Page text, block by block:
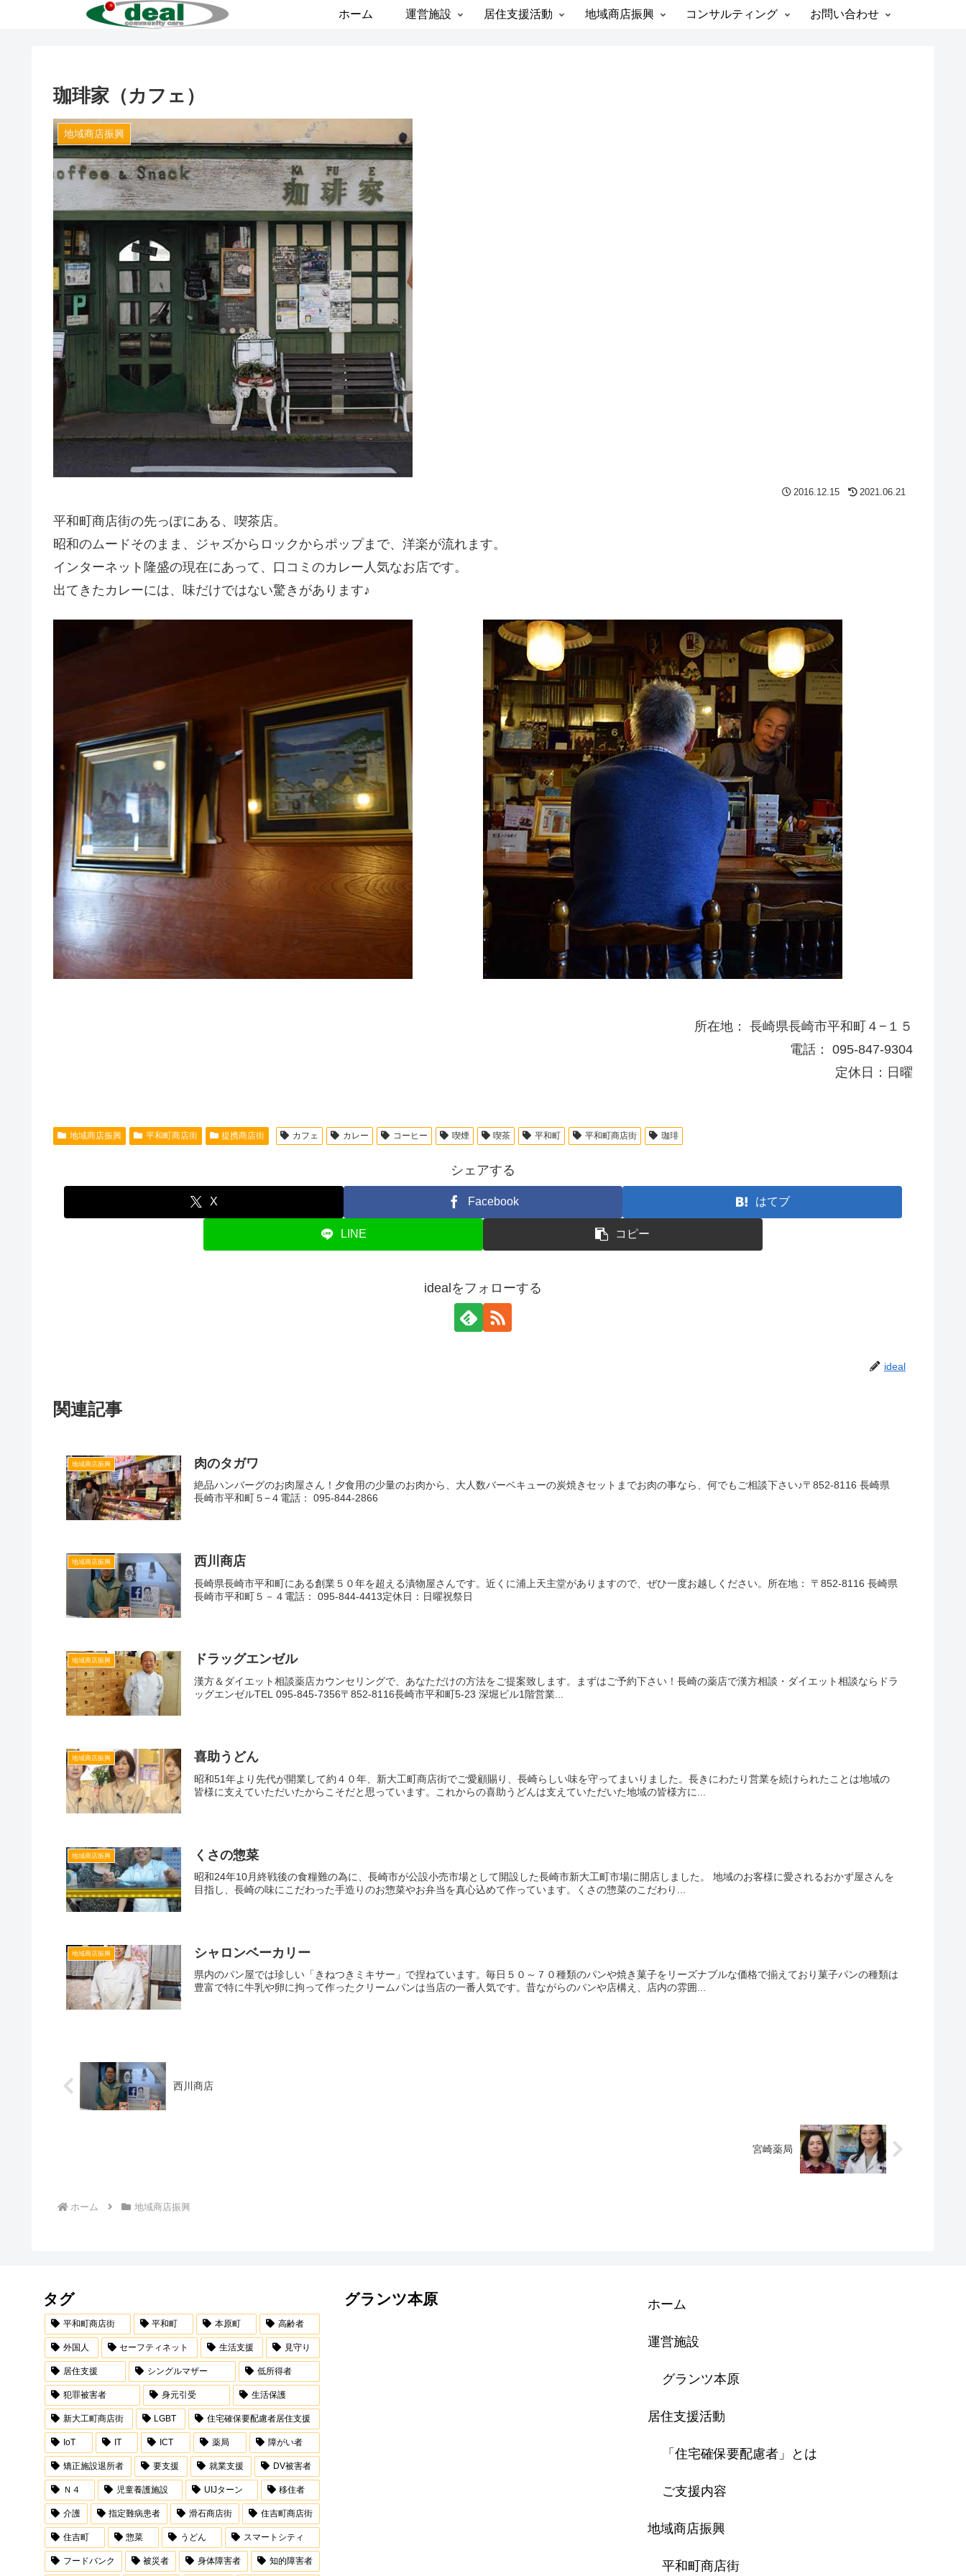
ホーム 運営施設 居住支援活動 地域商店振興 コンサルティング お問い合わせ
珈琲家（カフェ）
地域商店振興
2016.12.15 2021.06.21
平和町商店街の先っぽにある、喫茶店。
昭和のムードそのまま、ジャズからロックからポップまで、洋楽が流れます。
インターネット隆盛の現在にあって、口コミのカレー人気なお店です。
出てきたカレーには、味だけではない驚きがあります♪
所在地： 長崎県長崎市平和町４−１５
電話： 095-847-9304
定休日：日曜
地域商店振興 平和町商店街 提携商店街 カフェ カレー コーヒー 喫煙 喫茶 平和町 平和町商店街 珈琲
シェアする
X Facebook はてブ
LINE コピー
idealをフォローする
ideal
関連記事
地域商店振興 肉のタガワ
絶品ハンバーグのお肉屋さん！夕食用の少量のお肉から、大人数バーベキューの炭焼きセットまでお肉の事なら、何でもご相談下さい♪〒852-8116 長崎県
長崎市平和町５−４電話： 095-844-2866
地域商店振興 西川商店
長崎県長崎市平和町にある創業５０年を超える漬物屋さんです。近くに浦上天主堂がありますので、ぜひ一度お越しください。所在地： 〒852-8116 長崎県
長崎市平和町５－４電話： 095-844-4413定休日：日曜祝祭日
地域商店振興 ドラッグエンゼル
漢方＆ダイエット相談薬店カウンセリングで、あなただけの方法をご提案致します。まずはご予約下さい！長崎の薬店で漢方相談・ダイエット相談ならドラ
ッグエンゼルTEL 095-845-7356〒852-8116長崎市平和町5-23 深堀ビル1階営業...
地域商店振興 喜助うどん
昭和51年より先代が開業して約４０年、新大工町商店街でご愛顧賜り、長崎らしい味を守ってまいりました。長きにわたり営業を続けられたことは地域の
皆様に支えていただいたからこそだと思っています。これからの喜助うどんは支えていただいた地域の皆様方に...
地域商店振興 くさの惣菜
昭和24年10月終戦後の食糧難の為に、長崎市が公設小売市場として開設した長崎市新大工町市場に開店しました。 地域のお客様に愛されるおかず屋さんを
目指し、長崎の味にこだわった手造りのお惣菜やお弁当を真心込めて作っています。くさの惣菜のこだわり...
地域商店振興 シャロンベーカリー
県内のパン屋では珍しい「きねつきミキサー」で捏ねています。毎日５０～７０種類のパンや焼き菓子をリーズナブルな価格で揃えており菓子パンの種類は
豊富で特に牛乳や卵に拘って作ったクリームパンは当店の一番人気です。昔ながらのパンや店構え、店内の雰囲...
西川商店
宮崎薬局
ホーム 地域商店振興
タグ
平和町商店街 平和町 本原町 高齢者
外国人 セーフティネット 生活支援 見守り
居住支援 シングルマザー 低所得者
犯罪被害者 身元引受 生活保護
新大工町商店街 LGBT 住宅確保要配慮者居住支援
IoT IT ICT 薬局 障がい者
矯正施設退所者 要支援 就業支援 DV被害者
Ｎ４ 児童養護施設 UIJターン 移住者
介護 指定難病患者 滑石商店街 住吉町商店街
住吉町 惣菜 うどん スマートシティ
フードバンク 被災者 身体障害者 知的障害者
グランツ本原 ホーム
運営施設
グランツ本原
居住支援活動
「住宅確保要配慮者」とは
ご支援内容
地域商店振興
平和町商店街